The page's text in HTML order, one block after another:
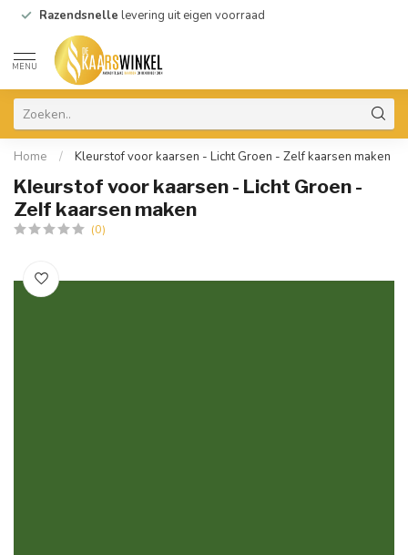
Razendsnelle levering uit eigen voorraad
MENU
Home / Kleurstof voor kaarsen - Licht Groen - Zelf kaarsen maken
Kleurstof voor kaarsen - Licht Groen -
Zelf kaarsen maken
(0)